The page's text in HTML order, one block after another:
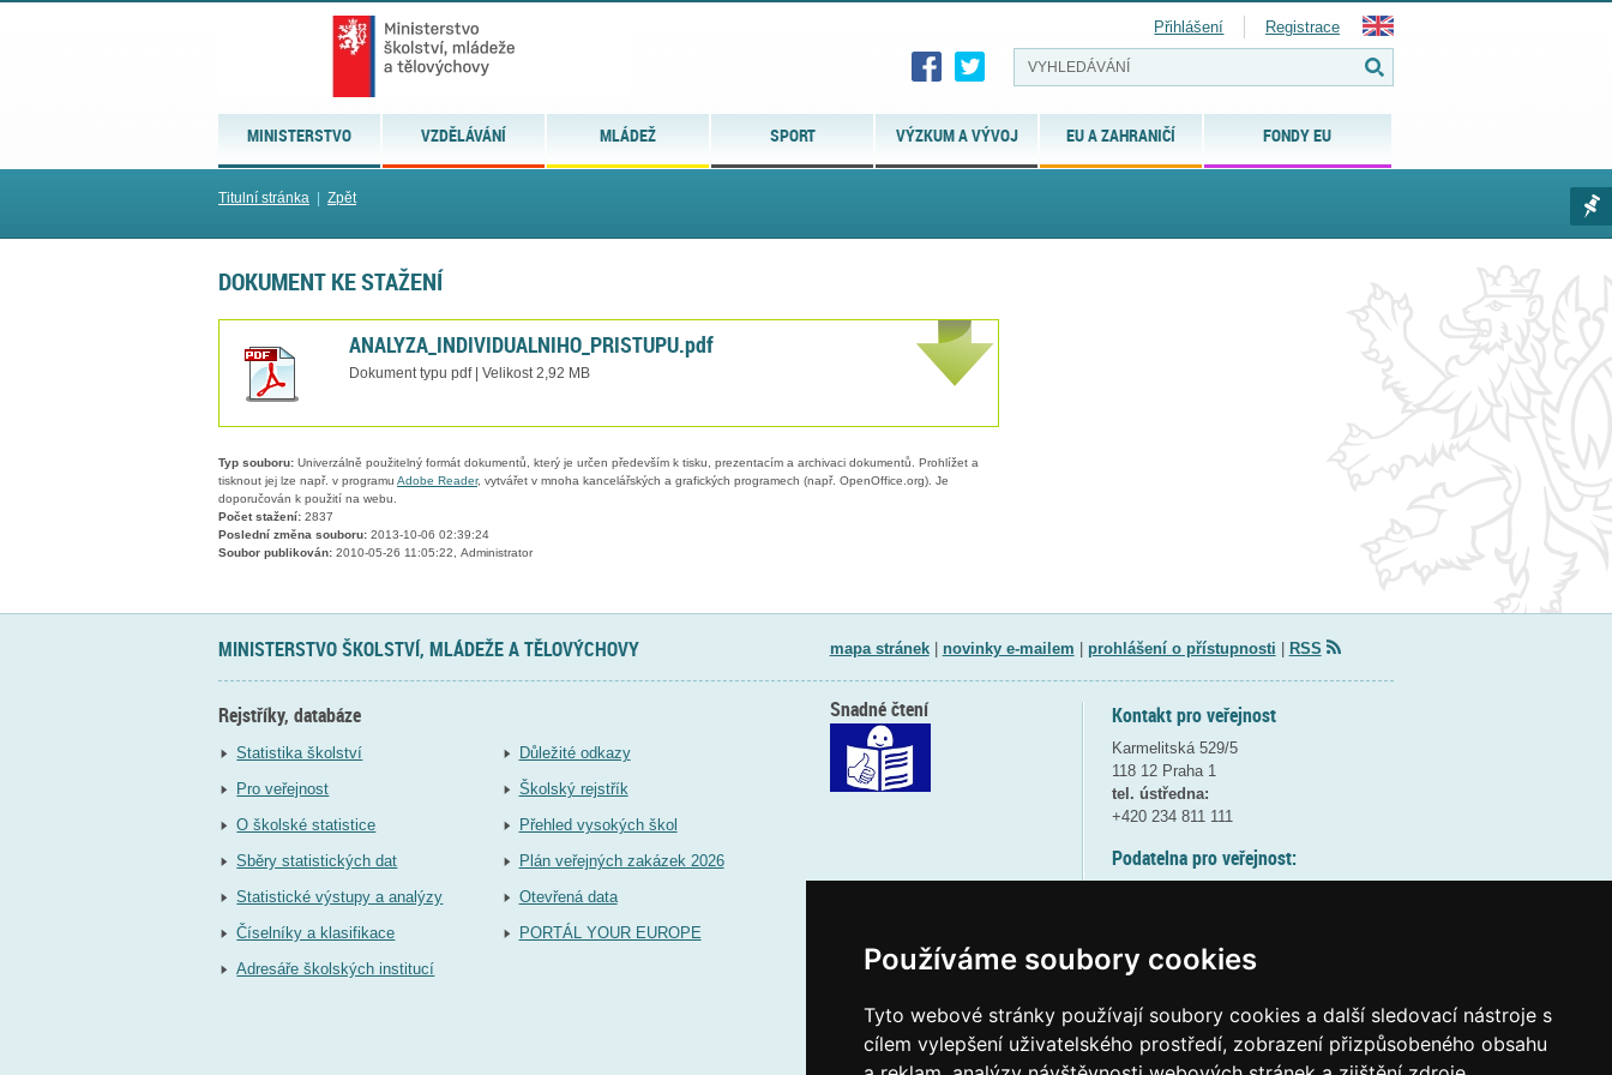
Používáme soubory cookies
Tyto webové stránky používají soubory cookies a další sledovací nástroje s
cílem vylepšení uživatelského prostředí, zobrazení přizpůsobeného obsahu
MINISTERSTVO VZDĚLÁVÁNÍ MLÁDEŽ SPORT VÝZKUM A VÝVOJ EU A ZAHRANIČÍ FONDY EU
Přihlášení Registrace
Titulní stránka Zpět
DOKUMENT KE STAŽENÍ
ANALYZA_INDIVIDUALNIHO_PRISTUPU.pdf
Dokument typu pdf | Velikost 2,92 MB
Typ souboru: Univerzálně použitelný formát dokumentů, který je určen především k tisku, prezentacím a archivaci dokumentů. Prohlížet a
tisknout jej lze např. v programu Adobe Reader, vytvářet v mnoha kancelářských a grafických programech (např. OpenOffice.org). Je
doporučován k použití na webu.
Počet stažení: 2837
Poslední změna souboru: 2013-10-06 02:39:24
Soubor publikován: 2010-05-26 11:05:22, Administrator
MINISTERSTVO ŠKOLSTVÍ, MLÁDEŽE A TĚLOVÝCHOVY mapa stránek| novinky e-mailem prohlášení o přístupnosti RSS
Rejstříky, databáze
Statistika školství
Pro veřejnost
O školské statistice
Sběry statistických dat
Statistické výstupy a analýzy
Číselníky a klasifikace
Adresáře školských institucí
Důležité odkazy
Školský rejstřík
Přehled vysokých škol
Plán veřejných zakázek 2026
Otevřená data
PORTÁL YOUR EUROPE
Kontakt pro veřejnost
Karmelitská 529/5
118 12 Praha 1
tel. ústředna:
+420 234 811 111
Podatelna pro veřejnost:
(více informací
Elektronická podatelna:
Snadné čtení